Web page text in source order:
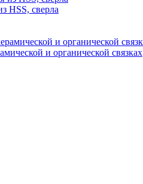
HSS, сверла
и органической связках